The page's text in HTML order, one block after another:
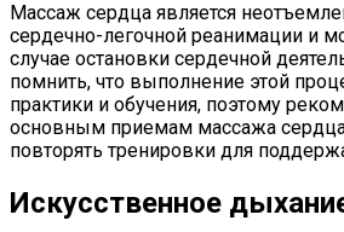
Массаж сердца является
сердечно-легочной реанимации и
случае остановки сердечной
помнить, что выполнение этой
практики и обучения, поэтому
основным приемам массажа
повторять тренировки для
Искусственное